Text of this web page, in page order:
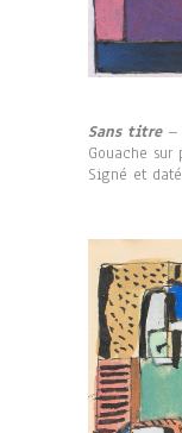
Sans titre–
Gouache
Signé et